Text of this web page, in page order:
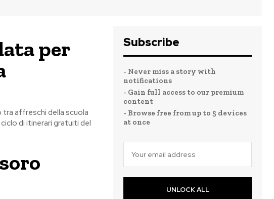
per
tra affreschi della scuola
di itinerari gratuiti del
Subscribe
- Never miss a story with
notifications
- Gain full access to our premium
content
- Browse free from up to 5 devices
at once
UNLOCK ALL